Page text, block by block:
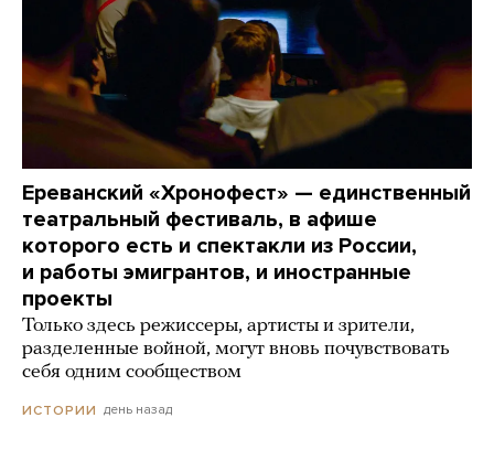
Ереванский «Хронофест» — единственный
театральный фестиваль, в афише
которого есть и спектакли из России,
и работы эмигрантов, и иностранные
проекты
Только здесь режиссеры, артисты и зрители,
разделенные войной, могут вновь почувствовать
себя одним сообществом
ИСТОРИИ день назад